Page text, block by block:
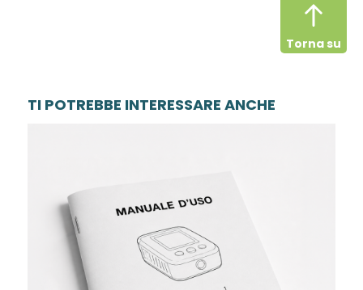
Torna su
TI POTREBBE INTERESSARE ANCHE